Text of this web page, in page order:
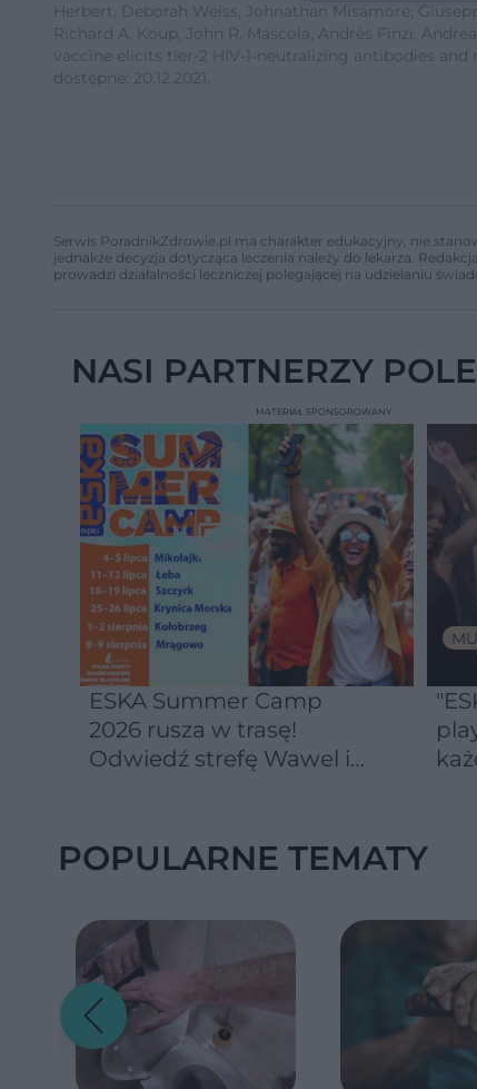
Herbert, Deborah Weiss, Johnathan Misamore,
Richard A. Koup, John R. Mascola, Andrés Finzi,
vaccine elicits tier-2 HIV-1-neutralizing antibodies
dostępne: 20.12.2021.
Serwis PoradnikZdrowie.pl ma charakter edukacyjny, nie
jednakże decyzja dotycząca leczenia należy do lekarza.
prowadzi działalności leczniczej polegającej na udzielaniu
NASI PARTNERZY
ESKA Summer Camp
2026 rusza w trasę!
Odwiedź strefę Wawel i
MATERIAŁ SPONSOROWANY
POPULARNE TEMATY